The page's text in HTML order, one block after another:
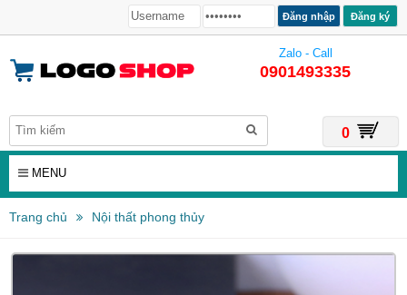
Đăng ký
Zalo - Call
0901493335
0
MENU
Trang chủ Nội thất phong thủy